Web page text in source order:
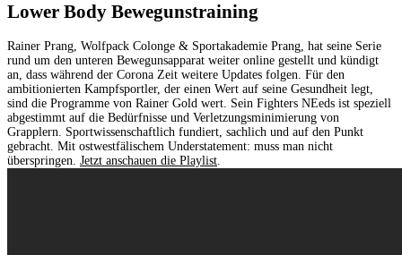
Lower Body Bewegunstraining
Rainer Prang, Wolfpack Colonge & Sportakademie Prang, hat seine Serie
rund um den unteren Bewegunsapparat weiter online gestellt und kündigt
an, dass während der Corona Zeit weitere Updates folgen. Für den
ambitionierten Kampfsportler, der einen Wert auf seine Gesundheit legt,
sind die Programme von Rainer Gold wert. Sein Fighters NEeds ist speziell
abgestimmt auf die Bedürfnisse und Verletzungsminimierung von
Grapplern. Sportwissenschaftlich fundiert, sachlich und auf den Punkt
gebracht. Mit ostwestfälischem Understatement: muss man nicht
überspringen. Jetzt anschauen die Playlist